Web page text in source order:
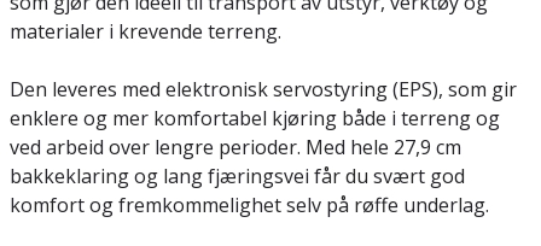
materialer i krevende terreng.
Den leveres med elektronisk servostyring (EPS), som gir
enklere og mer komfortabel kjøring både i terreng og
ved arbeid over lengre perioder. Med hele 27,9 cm
bakkeklaring og lang fjæringsvei får du svært god
komfort og fremkommelighet selv på røffe underlag.